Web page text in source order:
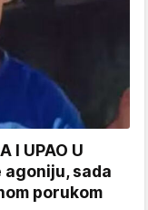
I UPAO U
agoniju, sada
porukom